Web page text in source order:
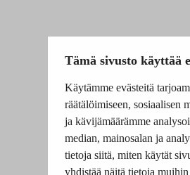
Tämä sivusto käyttää
Käytämme evästeitä
räätälöimiseen, sosiaalisen
ja kävijämäärämme
median, mainosalan ja
tietoja siitä, miten käytät
yhdistää näitä tietoja